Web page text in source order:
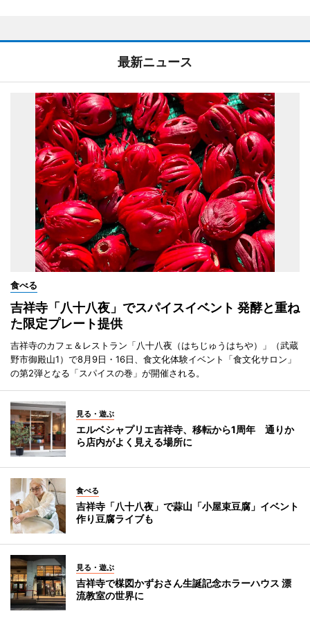
最新ニュース
食べる
吉祥寺「八十八夜」でスパイスイベント 発酵と重ね
た限定プレート提供
吉祥寺のカフェ＆レストラン「八十八夜（はちじゅうはちや）」（武蔵
野市御殿山1）で8月9日・16日、食文化体験イベント「食文化サロン」
の第2弾となる「スパイスの巻」が開催される。
見る・遊ぶ
エルベシャプリエ吉祥寺、移転から1周年 通りか
ら店内がよく見える場所に
食べる
吉祥寺「八十八夜」で蒜山「小屋束豆腐」イベント
作り豆腐ライブも
見る・遊ぶ
吉祥寺で楳図かずおさん生誕記念ホラーハウス 漂
流教室の世界に